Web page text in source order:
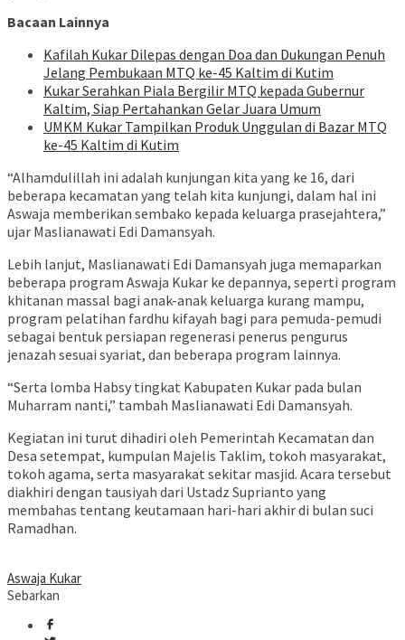
Bacaan Lainnya
Kafilah Kukar Dilepas dengan Doa dan Dukungan Penuh
Jelang Pembukaan MTQ ke-45 Kaltim di Kutim
Kukar Serahkan Piala Bergilir MTQ kepada Gubernur
Kaltim, Siap Pertahankan Gelar Juara Umum
UMKM Kukar Tampilkan Produk Unggulan di Bazar MTQ
ke-45 Kaltim di Kutim
“Alhamdulillah ini adalah kunjungan kita yang ke 16, dari
beberapa kecamatan yang telah kita kunjungi, dalam hal ini
Aswaja memberikan sembako kepada keluarga prasejahtera,”
ujar Maslianawati Edi Damansyah.
Lebih lanjut, Maslianawati Edi Damansyah juga memaparkan
beberapa program Aswaja Kukar ke depannya, seperti program
khitanan massal bagi anak-anak keluarga kurang mampu,
program pelatihan fardhu kifayah bagi para pemuda-pemudi
sebagai bentuk persiapan regenerasi penerus pengurus
jenazah sesuai syariat, dan beberapa program lainnya.
“Serta lomba Habsy tingkat Kabupaten Kukar pada bulan
Muharram nanti,” tambah Maslianawati Edi Damansyah.
Kegiatan ini turut dihadiri oleh Pemerintah Kecamatan dan
Desa setempat, kumpulan Majelis Taklim, tokoh masyarakat,
tokoh agama, serta masyarakat sekitar masjid. Acara tersebut
diakhiri dengan tausiyah dari Ustadz Suprianto yang
membahas tentang keutamaan hari-hari akhir di bulan suci
Ramadhan.
Aswaja Kukar
Sebarkan